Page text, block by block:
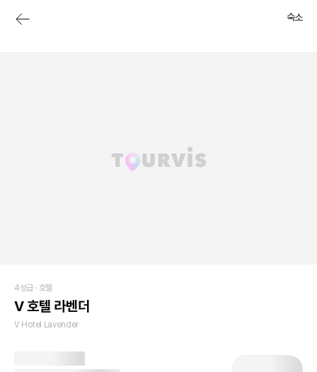
숙소
4성급 · 호텔
V 호텔 라벤더
V Hotel Lavender